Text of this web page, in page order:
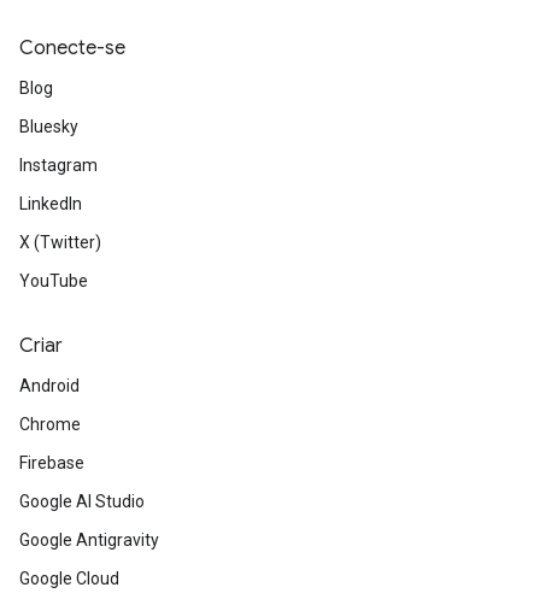
Conecte-se
Blog
Bluesky
Instagram
LinkedIn
X (Twitter)
YouTube
Criar
Android
Chrome
Firebase
Google AI Studio
Google Antigravity
Google Cloud